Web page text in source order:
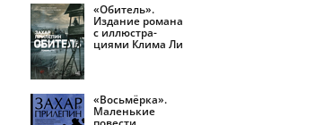
«Обитель».
Издание романа
с иллюстра­
циями Клима Ли
«Восьмёрка».
Маленькие